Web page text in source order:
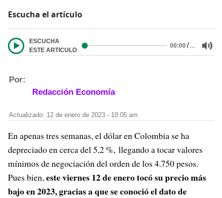
Escucha el artículo
ESCUCHA
ESTE ARTICULO
00:00/…
Por:
Redacción Economía
Actualizado: 12 de enero de 2023 - 10:05 am
En apenas tres semanas, el dólar en Colombia se ha
depreciado en cerca del 5,2 %, llegando a tocar valores
mínimos de negociación del orden de los 4.750 pesos.
Pues bien,este viernes 12 de enero tocó su precio más
bajo en 2023, gracias a que se conoció el dato de